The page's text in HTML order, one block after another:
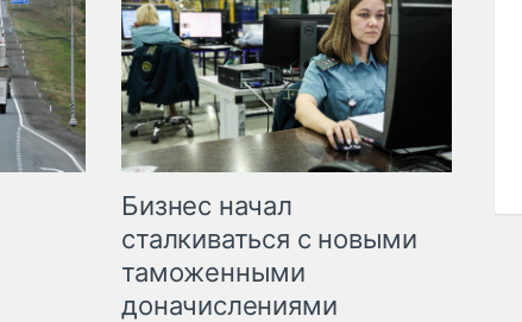
Бизнес начал
сталкиваться с новыми
таможенными
доначислениями